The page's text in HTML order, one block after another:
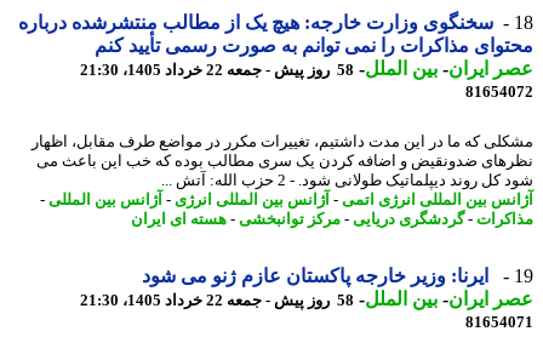
سخنگوی وزارت خارجه: هیچ یک از مطالب منتشرشده درباره
مذاکرات را نمی توانم به صورت رسمی تأیید کنم
ایران- بین الملل-58 روز پیش - جمعه 22 خرداد 1405، 21:30
که ما در این مدت داشتیم، تغییرات مکرر در مواضع طرف مقابل، اظهار
ضدونقیض و اضافه کردن یک سری مطالب بوده که خب این باعث می
روند دیپلماتیک طولانی شود. - 2 حزب الله: آتش ...
بین المللی انرژی اتمی -آژانس بین المللی انرژی-آژانس بین المللی-
- گردشگری دریایی -مرکز توانبخشی-هسته ای ایران
ایرنا: وزیر خارجه پاکستان عازم ژنو می شود
ایران- بین الملل-58 روز پیش - جمعه 22 خرداد 1405، 21:30